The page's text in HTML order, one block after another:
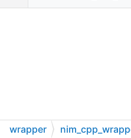
wrapper